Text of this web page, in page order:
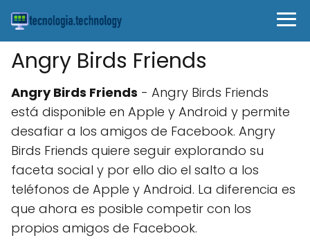
Angry Birds Friends
Angry Birds Friends - Angry Birds Friends
está disponible en Apple y Android y permite
desafiar a los amigos de Facebook. Angry
Birds Friends quiere seguir explorando su
faceta social y por ello dio el salto a los
teléfonos de Apple y Android. La diferencia es
que ahora es posible competir con los
propios amigos de Facebook.